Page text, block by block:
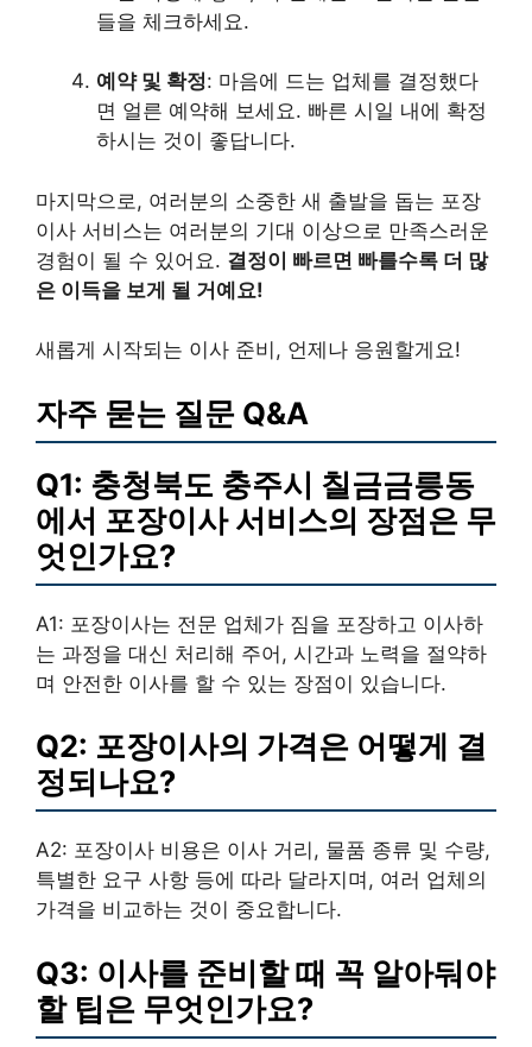
들을 체크하세요.
예약 및 확정: 마음에 드는 업체를 결정했다
면 얼른 예약해 보세요. 빠른 시일 내에 확정
하시는 것이 좋답니다.
마지막으로, 여러분의 소중한 새 출발을 돕는 포장
이사 서비스는 여러분의 기대 이상으로 만족스러운
경험이 될 수 있어요. 결정이 빠르면 빠를수록 더 많
은 이득을 보게 될 거예요!
새롭게 시작되는 이사 준비, 언제나 응원할게요!
자주 묻는 질문 Q&A
Q1: 충청북도 충주시 칠금금릉동
에서 포장이사 서비스의 장점은 무
엇인가요?
A1: 포장이사는 전문 업체가 짐을 포장하고 이사하
는 과정을 대신 처리해 주어, 시간과 노력을 절약하
며 안전한 이사를 할 수 있는 장점이 있습니다.
Q2: 포장이사의 가격은 어떻게 결
정되나요?
A2: 포장이사 비용은 이사 거리, 물품 종류 및 수량,
특별한 요구 사항 등에 따라 달라지며, 여러 업체의
가격을 비교하는 것이 중요합니다.
Q3: 이사를 준비할 때 꼭 알아둬야
할 팁은 무엇인가요?